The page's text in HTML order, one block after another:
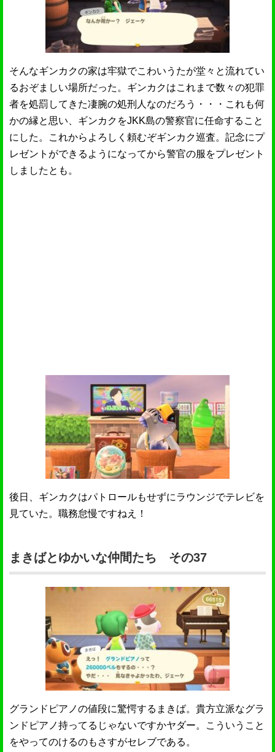
そんなギンカクの家は牢獄でこわいうたが堂々と流れてい
るおぞましい場所だった。ギンカクはこれまで数々の犯罪
者を処罰してきた凄腕の処刑人なのだろう・・・これも何
かの縁と思い、ギンカクをJKK島の警察官に任命すること
にした。これからよろしく頼むぞギンカク巡査。記念にプ
レゼントができるようになってから警官の服をプレゼント
しましたとも。
後日、ギンカクはパトロールもせずにラウンジでテレビを
見ていた。職務怠慢ですねえ！
まきばとゆかいな仲間たち その37
グランドピアノの値段に驚愕するまきば。貴方立派なグラ
ンドピアノ持ってるじゃないですかヤダー。こういうこと
をやってのけるのもさすがセレブである。